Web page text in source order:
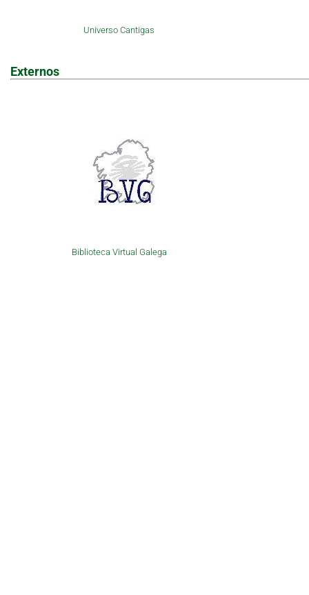
Universo Cantigas
Externos
Biblioteca Virtual Galega